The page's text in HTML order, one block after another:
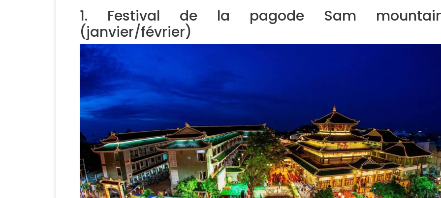
1. Festival de la pagode Sam
(janvier/février)